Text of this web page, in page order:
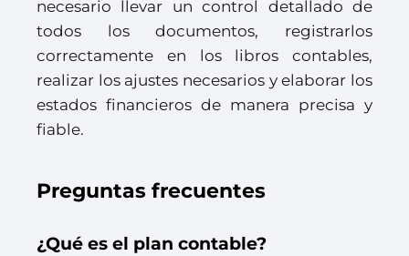
necesario llevar un control detallado de
todos los documentos, registrarlos
correctamente en los libros contables,
realizar los ajustes necesarios y elaborar los
estados financieros de manera precisa y
fiable.
Preguntas frecuentes
¿Qué es el plan contable?